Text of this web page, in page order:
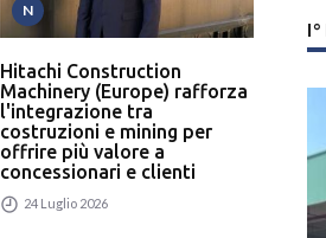
N
Hitachi Construction
Machinery (Europe) rafforza
l'integrazione tra
costruzioni e mining per
offrire più valore a
concessionari e clienti
24 Luglio 2026